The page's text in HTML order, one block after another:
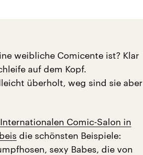
weibliche Comicente ist? Klar
auf dem Kopf.
überholt, weg sind sie aber
Comic-Salon in
die schönsten Beispiele:
sexy Babes, die von